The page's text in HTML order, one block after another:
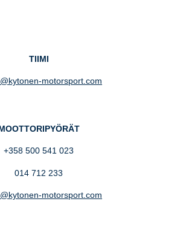
TIIMI
motorsport.com
+358 500 541 023
014 712 233
motorsport.com